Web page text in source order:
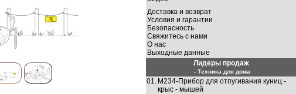
Доставка и возврат
Условия и гарантии
Безопасность
Свяжитесь с нами
О нас
Выходные данные
Лидеры продаж
- Техника для дома
01. M234-Прибор для отпугивания куниц -
крыс - мышей